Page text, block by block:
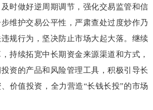
时做好逆周期调节，强化交易监管和信
维护交易公平性，严肃查处过度炒作乃
规行为，坚决防止市场大起大落。继续
持续拓宽中长期资金来源渠道和方式，
资的产品和风险管理工具，积极引导长
价值投资，全力营造“长钱长投”的市场